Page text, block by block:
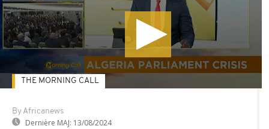
By Africanews
Dernière MAJ: 13/08/2024
THE MORNING CALL